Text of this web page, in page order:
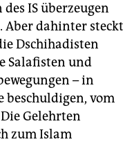
IS überzeugen
dahinter steckt
Dschihadisten
Salafisten und
– in
beschuldigen, vom
Gelehrten
zum Islam